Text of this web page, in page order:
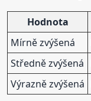
Hodnota
Mírně zvýšená
Středně zvýšená
Výrazně zvýšená